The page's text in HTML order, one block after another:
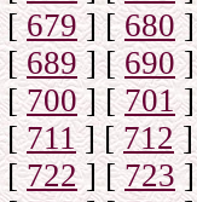
[679] [680]
[689] [690]
[700] [701]
[711] [712]
[722] [723]